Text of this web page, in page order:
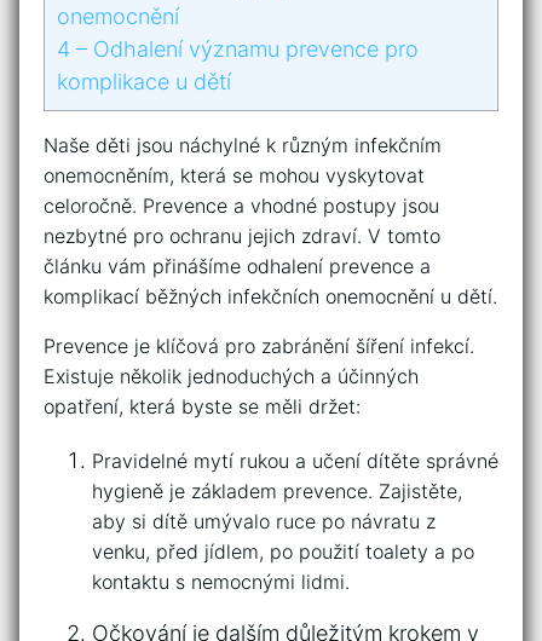
onemocnění
4 – Odhalení významu prevence pro
komplikace ‍u dětí
Naše ⁣děti ‍jsou náchylné k různým infekčním
onemocněním, která se ​mohou vyskytovat
celoročně. ‌Prevence ​a vhodné postupy jsou
nezbytné pro ochranu jejich⁢ zdraví. V tomto
článku vám přinášíme odhalení prevence a
⁣komplikací běžných infekčních onemocnění⁢ u dětí.
Prevence je klíčová pro zabránění šíření infekcí.
Existuje několik jednoduchých a účinných‍
opatření, která byste se měli držet:
Pravidelné mytí rukou a učení dítěte správné
hygieně je⁢ základem prevence. Zajistěte,
aby si ⁣dítě umývalo ruce po návratu z
venku, před jídlem, po použití toalety a po
kontaktu s nemocnými lidmi.
Očkování je dalším důležitým krokem v